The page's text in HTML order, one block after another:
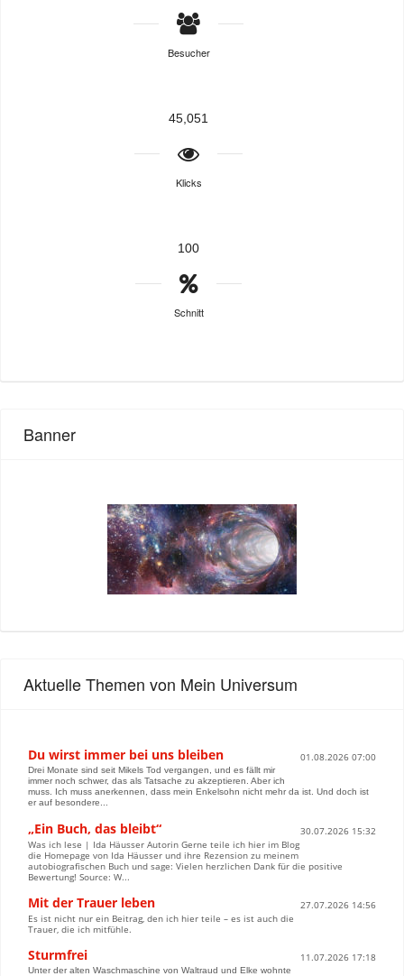
Besucher
45,051
Klicks
100
Schnitt
Banner
Aktuelle Themen von Mein Universum
Du wirst immer bei uns bleiben 01.08.2026 07:00
Drei Monate sind seit Mikels Tod vergangen, und es fällt mir
immer noch schwer, das als Tatsache zu akzeptieren. Aber ich
muss. Ich muss anerkennen, dass mein Enkelsohn nicht mehr da ist. Und doch ist
er auf besondere...
„Ein Buch, das bleibt“
30.07.2026 15:32
Was ich lese | Ida Häusser Autorin Gerne teile ich hier im Blog
die Homepage von Ida Häusser und ihre Rezension zu meinem
autobiografischen Buch und sage: Vielen herzlichen Dank für die positive
Bewertung! Source: W...
Mit der Trauer leben
27.07.2026 14:56
Es ist nicht nur ein Beitrag, den ich hier teile – es ist auch die
Trauer, die ich mitfühle.
Sturmfrei 11.07.2026 17:18
Unter der alten Waschmaschine von Waltraud und Elke wohnte